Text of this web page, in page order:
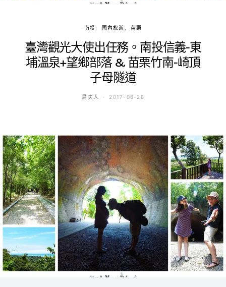
南投 國內旅遊 苗栗
臺灣觀光大使出任務。南投信義-東
埔溫泉+望鄉部落 & 苗栗竹南-崎頂
子母隧道
鳥夫人 2017-06-28